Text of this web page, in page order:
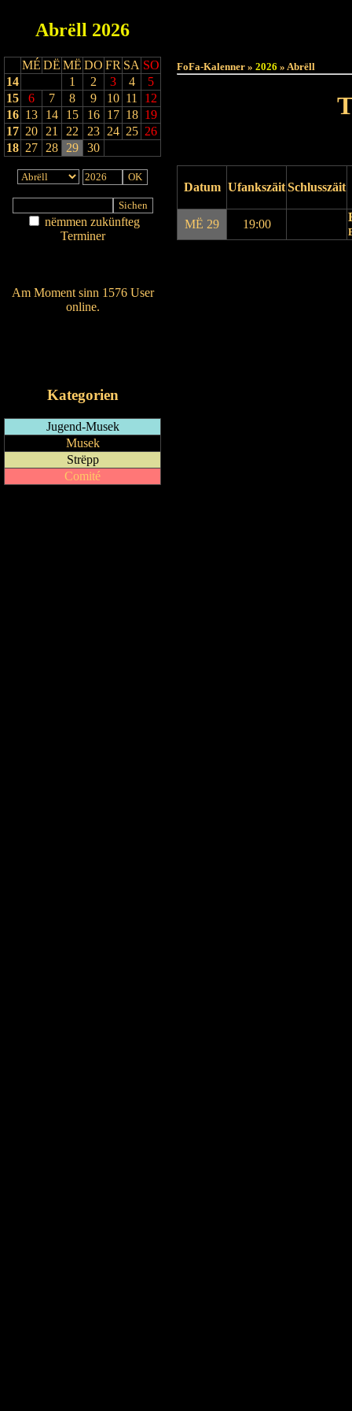
Abrëll 2026
MÉ DË MË DO FR SA SO
14
1 2 3 4
5
15
6 7 8 9 10 11
12
16 13 14 15 16 17 18 19
17 20 21 22 23 24 25 26
18 27 28 29 30
nëmmen zukünfteg
Terminer
Am Moment sinn 1576 User
online.
Kategorien
Jugend-Musek
Musek
Strëpp
Comité
FoFa-Kalenner » 2026 » Abrëll
Datum UfankszäitSchlusszäit
MË 29 19:00